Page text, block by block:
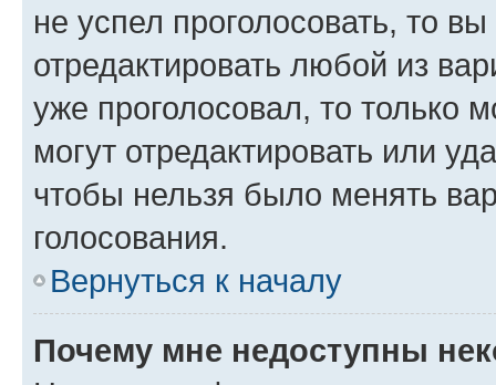
не успел проголосовать, то
отредактировать любой из
уже проголосовал, то только
могут отредактировать или
чтобы нельзя было менять
голосования.
Вернуться к началу
Почему мне недоступны